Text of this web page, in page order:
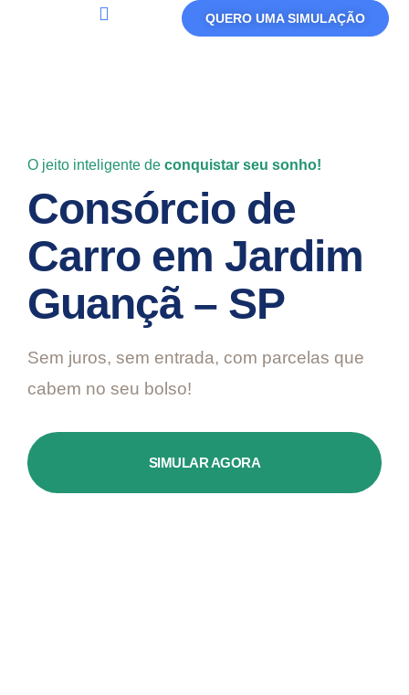
QUERO UMA SIMULAÇÃO
O jeito inteligente de conquistar seu sonho!
Consórcio de
Carro em Jardim
Guançã – SP
Sem juros, sem entrada, com parcelas que
cabem no seu bolso!
SIMULAR AGORA